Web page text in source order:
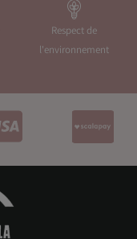
Respect de
l'environnement